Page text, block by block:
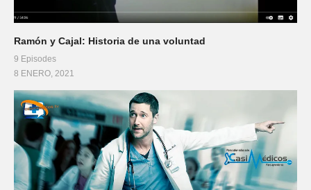
Ramón y Cajal: Historia de una voluntad
9 Episodes
8 ENERO, 2021